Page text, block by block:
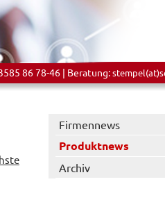
86 78-46 | Beratung:
Firmennews
Produktnews
Archiv